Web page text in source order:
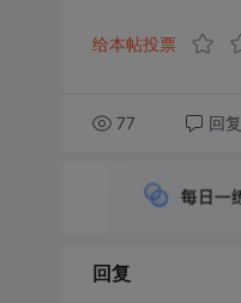
给本帖投票
77 回复
回复